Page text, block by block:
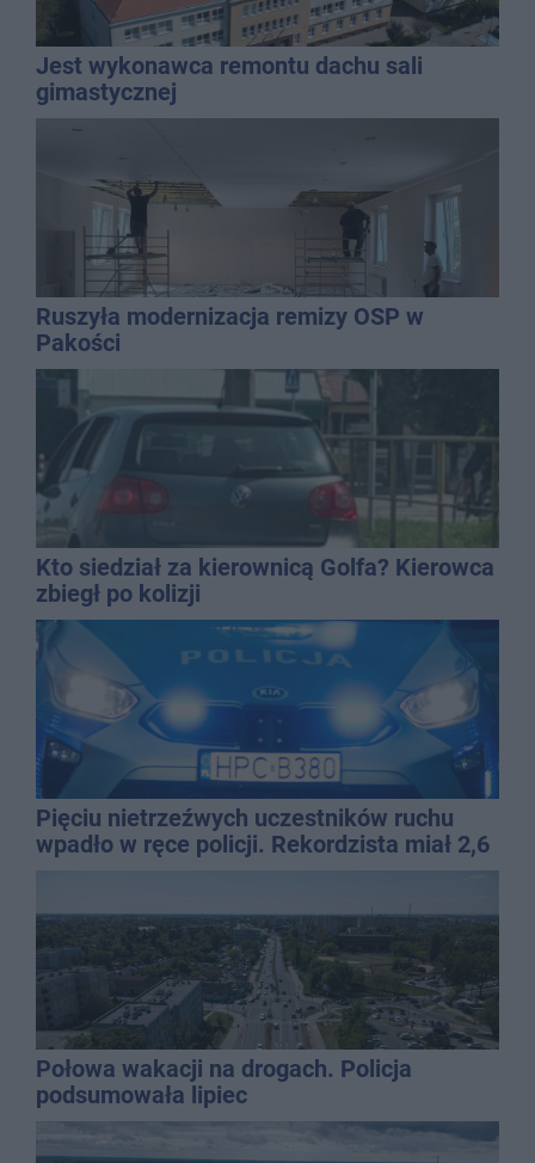
Jest wykonawca remontu dachu sali
gimastycznej
Ruszyła modernizacja remizy OSP w
Pakości
Kto siedział za kierownicą Golfa? Kierowca
zbiegł po kolizji
Pięciu nietrzeźwych uczestników ruchu
wpadło w ręce policji. Rekordzista miał 2,6
Połowa wakacji na drogach. Policja
podsumowała lipiec